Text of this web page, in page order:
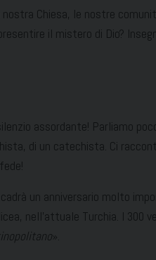
Chiesa, le nostre
il mistero di Dio?
assordante! Parliamo
di un catechista. Ci
un anniversario molto
nell’attuale Turchia. I 300
».